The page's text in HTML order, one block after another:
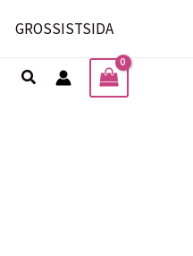
GROSSISTSIDA
Sök